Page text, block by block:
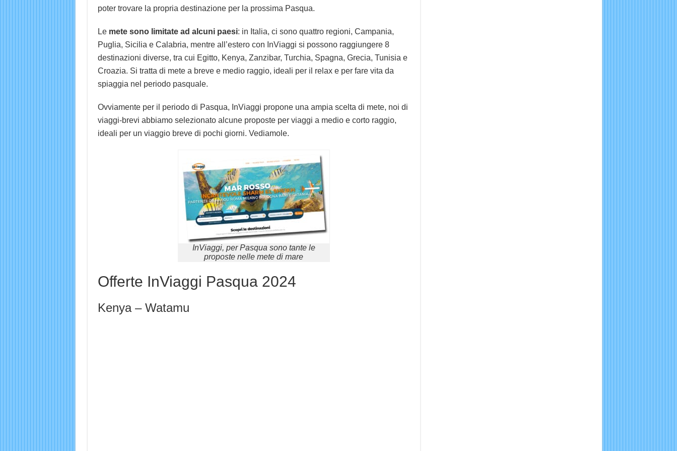
poter trovare la propria destinazione per la prossima Pasqua.
Le mete sono limitate ad alcuni paesi: in Italia, ci sono quattro regioni, Campania,
Puglia, Sicilia e Calabria, mentre all’estero con InViaggi si possono raggiungere 8
destinazioni diverse, tra cui Egitto, Kenya, Zanzibar, Turchia, Spagna, Grecia, Tunisia e
Croazia. Si tratta di mete a breve e medio raggio, ideali per il relax e per fare vita da
spiaggia nel periodo pasquale.
Ovviamente per il periodo di Pasqua, InViaggi propone una ampia scelta di mete, noi di
viaggi-brevi abbiamo selezionato alcune proposte per viaggi a medio e corto raggio,
ideali per un viaggio breve di pochi giorni. Vediamole.
InViaggi, per Pasqua sono tante le
proposte nelle mete di mare
Offerte InViaggi Pasqua 2024
Kenya – Watamu